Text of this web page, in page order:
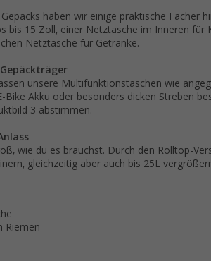
haben wir einige praktische Fächer
bis 15 Zoll, einer Netztasche im Inneren für
Netztasche für Getränke.
unsere Multifunktionstaschen wie
Bike Akku oder besonders dicken Streben
3 abstimmen.
wie du es brauchst. Durch den Rolltop-
gleichzeitig aber auch bis 25L
Riemen